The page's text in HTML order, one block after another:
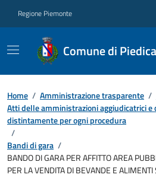
Regione Piemonte
Comune di
Home / Amministrazione trasparente /
Atti delle amministrazioni aggiudicatrici e
distintamente per ogni procedura
/
Bandi di gara /
BANDO DI GARA PER AFFITTO AREA
PER LA VENDITA DI BEVANDE E